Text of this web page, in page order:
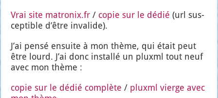
Vrai site matronix.fr / copie sur le dédié (url sus­
cep­tible d’être inva­lide).
J’ai pen­sé ensuite à mon thème, qui était peut
être lourd. J’ai donc ins­tal­lé un pluxml tout neuf
avec mon thème :
copie sur le dédié com­plète / pluxml vierge avec